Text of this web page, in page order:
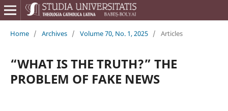
Home / Archives / Volume 70, No. 1, 2025 / Articles
“WHAT IS THE TRUTH?” THE
PROBLEM OF FAKE NEWS